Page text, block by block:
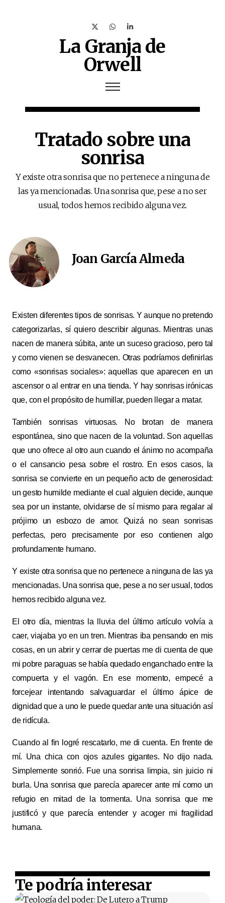
La Granja de
Orwell
Tratado sobre una
sonrisa
Y existe otra sonrisa que no pertenece a ninguna de
las ya mencionadas. Una sonrisa que, pese a no ser
usual, todos hemos recibido alguna vez.
Joan García Almeda
Existen diferentes tipos de sonrisas. Y aunque no pretendo
categorizarlas, sí quiero describir algunas. Mientras unas
nacen de manera súbita, ante un suceso gracioso, pero tal
y como vienen se desvanecen. Otras podríamos definirlas
como «sonrisas sociales»: aquellas que aparecen en un
ascensor o al entrar en una tienda. Y hay sonrisas irónicas
que, con el propósito de humillar, pueden llegar a matar.
También sonrisas virtuosas. No brotan de manera
espontánea, sino que nacen de la voluntad. Son aquellas
que uno ofrece al otro aun cuando el ánimo no acompaña
o el cansancio pesa sobre el rostro. En esos casos, la
sonrisa se convierte en un pequeño acto de generosidad:
un gesto humilde mediante el cual alguien decide, aunque
sea por un instante, olvidarse de sí mismo para regalar al
prójimo un esbozo de amor. Quizá no sean sonrisas
perfectas, pero precisamente por eso contienen algo
profundamente humano.
Y existe otra sonrisa que no pertenece a ninguna de las ya
mencionadas. Una sonrisa que, pese a no ser usual, todos
hemos recibido alguna vez.
El otro día, mientras la lluvia del último artículo volvía a
caer, viajaba yo en un tren. Mientras iba pensando en mis
cosas, en un abrir y cerrar de puertas me di cuenta de que
mi pobre paraguas se había quedado enganchado entre la
compuerta y el vagón. En ese momento, empecé a
forcejear intentando salvaguardar el último ápice de
dignidad que a uno le puede quedar ante una situación así
de ridícula.
Cuando al fin logré rescatarlo, me di cuenta. En frente de
mí. Una chica con ojos azules gigantes. No dijo nada.
Simplemente sonrió. Fue una sonrisa limpia, sin juicio ni
burla. Una sonrisa que parecía aparecer ante mí como un
refugio en mitad de la tormenta. Una sonrisa que me
justificó y que parecía entender y acoger mi fragilidad
humana.
Te podría interesar